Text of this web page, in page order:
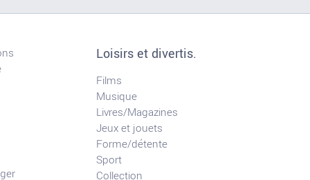
Loisirs et divertis.
Films
Musique
Livres/Magazines
Jeux et jouets
Forme/détente
Sport
Collection